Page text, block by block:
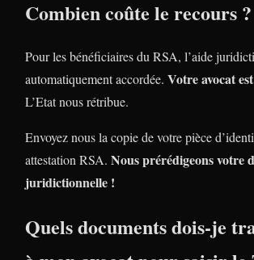
Combien coûte le recours ?
Pour les bénéficiaires du RSA, l’aide
automatiquement accordée. Votre avocat
L’Etat nous rétribue.
Envoyez nous la copie de votre pièce
attestation RSA. Nous prérédigeons votre
juridictionnelle !
Quels documents dois-je